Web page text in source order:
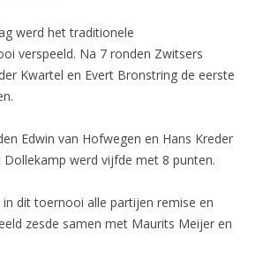
werd het traditionele
verspeeld. Na 7 ronden Zwitsers
Kwartel en Evert Bronstring de eerste
Edwin van Hofwegen en Hans Kreder
werd vijfde met 8 punten.
dit toernooi alle partijen remise en
zesde samen met Maurits Meijer en